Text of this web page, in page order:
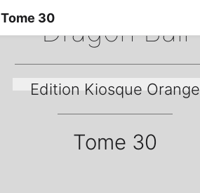
Tome 30Dragon Ball
Edition Kiosque Orange
Tome 30